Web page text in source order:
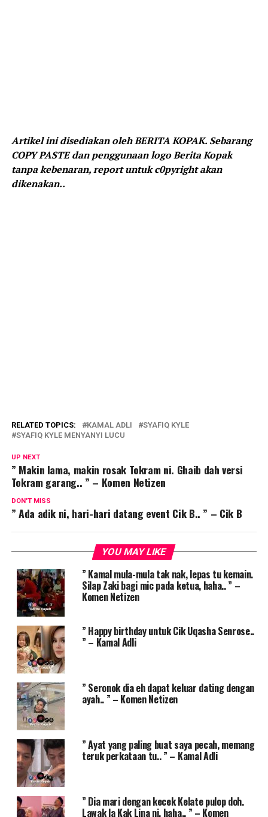
Artikel ini disediakan oleh BERITA KOPAK. Sebarang
COPY PASTE dan penggunaan logo Berita Kopak
tanpa kebenaran, report untuk c0pyright akan
dikenakan..
RELATED TOPICS: KAMAL ADLI
SYAFIQ KYLE
SYAFIQ KYLE MENYANYI LUCU
UP NEXT
” Makin lama, makin rosak Tokram ni. Ghaib dah versi
Tokram garang.. ” – Komen Netizen
DON'T MISS
” Ada adik ni, hari-hari datang event Cik B.. ” – Cik B
YOU MAY LIKE
” Kamal mula-mula tak nak, lepas tu kemain.
Silap Zaki bagi mic pada ketua, haha.. ” –
Komen Netizen
” Happy birthday untuk Cik Uqasha Senrose..
” – Kamal Adli
” Seronok dia eh dapat keluar dating dengan
ayah.. ” – Komen Netizen
” Ayat yang paling buat saya pecah, memang
teruk perkataan tu.. ” – Kamal Adli
” Dia mari dengan kecek Kelate pulop doh.
Lawak la Kak Lina ni, haha.. ” – Komen